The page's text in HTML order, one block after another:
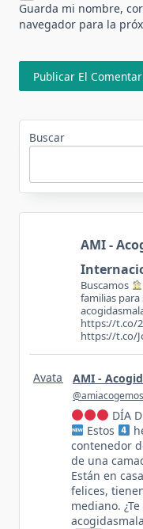
Guarda mi nombre,
navegador para la
Buscar
AMI -
Buscamos
familias
https://t.co/
https://t.co/
Avatar AMI -
@amiacogemos
DÍA
Estos
contenedor
de una
Están en
felices,
mediano.